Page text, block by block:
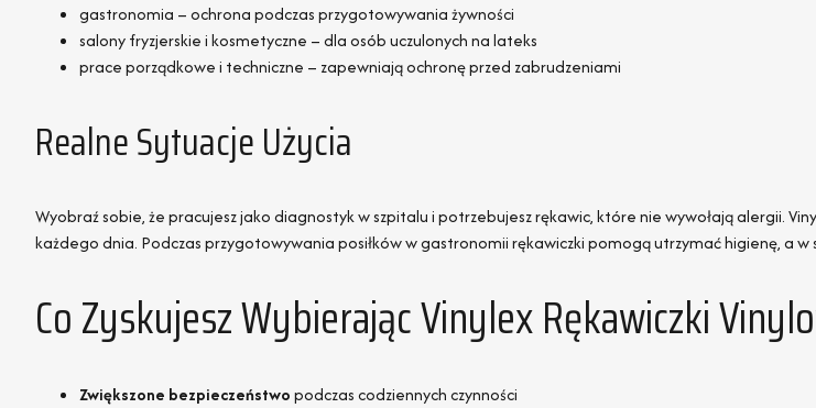
gastronomia – ochrona podczas przygotowywania żywności
salony fryzjerskie i kosmetyczne – dla osób uczulonych na lateks
prace porządkowe i techniczne – zapewniają ochronę przed zabrudzeniami
Realne Sytuacje Użycia
Wyobraź sobie, że pracujesz jako diagnostyk w szpitalu i potrzebujesz rękawic, które nie wywołają alergii.
każdego dnia. Podczas przygotowywania posiłków w gastronomii rękawiczki pomogą utrzymać higienę, a
Co Zyskujesz Wybierając Vinylex Rękawiczki
Zwiększone bezpieczeństwopodczas codziennych czynności